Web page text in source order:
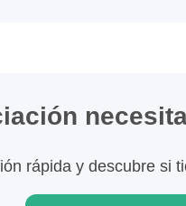
rápida y descubre si